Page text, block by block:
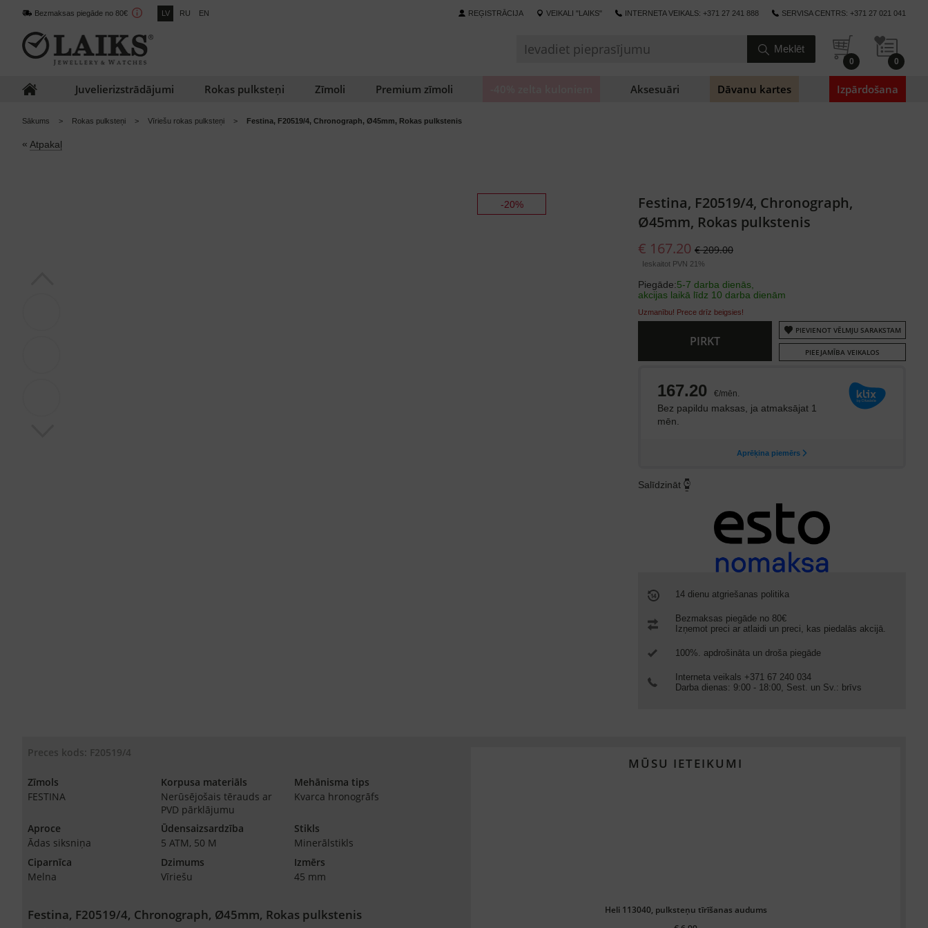
Bezmaksas piegāde no 80€ LV RU EN REĢISTRĀCIJA VEIKALI "LAIKS" INTERNETA VEIKALS: +371 27 241 888 SERVISA CENTRS: +371 27 021 041
0 0
Juvelierizstrādājumi Rokas pulksteņi Zīmoli Premium zīmoli Aksesuāri Dāvanu kartes Izpārdošana
Sākums Rokas pulksteņi Vīriešu rokas pulksteņi Festina, F20519/4, Chronograph, Ø45mm, Rokas pulkstenis
« Atpakaļ
-20%
Festina, F20519/4, Chronograph,
Ø45mm, Rokas pulkstenis
€ 167.20 € 209.00
Ieskaitot PVN 21%
Piegāde:5-7 darba dienās,
akcijas laikā līdz 10 darba dienām
Uzmanību! Prece drīz beigsies!
PIRKT
PIEVIENOT VĒLMJU SARAKSTAM
PIEEJAMĪBA VEIKALOS
Salīdzināt
14 dienu atgriešanas politika
Bezmaksas piegāde no 80€
Izņemot preci ar atlaidi un preci, kas piedalās akcijā.
100%. apdrošināta un droša piegāde
Interneta veikals +371 67 240 034
Darba dienas: 9:00 - 18:00, Sest. un Sv.: brīvs
Preces kods: F20519/4
Zīmols
FESTINA
Korpusa materiāls
Nerūsējošais tērauds ar
PVD pārklājumu
Mehānisma tips
Kvarca hronogrāfs
Aproce
Ādas siksniņa
Ūdensaizsardzība
5 ATM, 50 M
Stikls
Minerālstikls
Ciparnīca
Melna
Dzimums
Vīriešu
Izmērs
45 mm
Festina, F20519/4, Chronograph, Ø45mm, Rokas pulkstenis
MŪSU IETEIKUMI
Heli 113040, pulksteņu tīrīšanas audums